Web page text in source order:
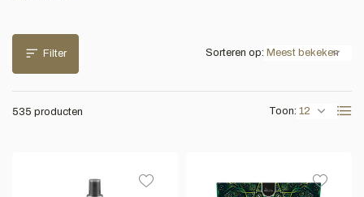
Filter
535 producten Toon:
Sorteren op: